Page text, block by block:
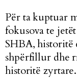
Për ta kuptuar
fokusova te
SHBA, historitë
shpërfillur dhe
historitë zyrtare.